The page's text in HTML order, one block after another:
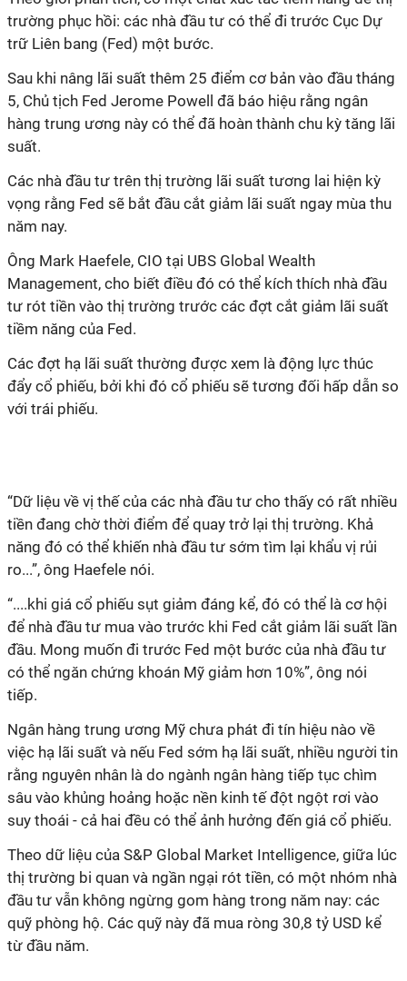
trường phục hồi: các nhà đầu tư có thể đi trước Cục Dự
trữ Liên bang (Fed) một bước.
Sau khi nâng lãi suất thêm 25 điểm cơ bản vào đầu tháng
5, Chủ tịch Fed Jerome Powell đã báo hiệu rằng ngân
hàng trung ương này có thể đã hoàn thành chu kỳ tăng lãi
suất.
Các nhà đầu tư trên thị trường lãi suất tương lai hiện kỳ
vọng rằng Fed sẽ bắt đầu cắt giảm lãi suất ngay mùa thu
năm nay.
Ông Mark Haefele, CIO tại UBS Global Wealth
Management, cho biết điều đó có thể kích thích nhà đầu
tư rót tiền vào thị trường trước các đợt cắt giảm lãi suất
tiềm năng của Fed.
Các đợt hạ lãi suất thường được xem là động lực thúc
đẩy cổ phiếu, bởi khi đó cổ phiếu sẽ tương đối hấp dẫn so
với trái phiếu.
“Dữ liệu về vị thế của các nhà đầu tư cho thấy có rất nhiều
tiền đang chờ thời điểm để quay trở lại thị trường. Khả
năng đó có thể khiến nhà đầu tư sớm tìm lại khẩu vị rủi
ro...”, ông Haefele nói.
“....khi giá cổ phiếu sụt giảm đáng kể, đó có thể là cơ hội
để nhà đầu tư mua vào trước khi Fed cắt giảm lãi suất lần
đầu. Mong muốn đi trước Fed một bước của nhà đầu tư
có thể ngăn chứng khoán Mỹ giảm hơn 10%”, ông nói
tiếp.
Ngân hàng trung ương Mỹ chưa phát đi tín hiệu nào về
việc hạ lãi suất và nếu Fed sớm hạ lãi suất, nhiều người tin
rằng nguyên nhân là do ngành ngân hàng tiếp tục chìm
sâu vào khủng hoảng hoặc nền kinh tế đột ngột rơi vào
suy thoái - cả hai đều có thể ảnh hưởng đến giá cổ phiếu.
Theo dữ liệu của S&P Global Market Intelligence, giữa lúc
thị trường bi quan và ngần ngại rót tiền, có một nhóm nhà
đầu tư vẫn không ngừng gom hàng trong năm nay: các
quỹ phòng hộ. Các quỹ này đã mua ròng 30,8 tỷ USD kể
từ đầu năm.